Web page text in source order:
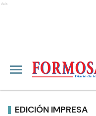
Ads
EDICIÓN IMPRESA